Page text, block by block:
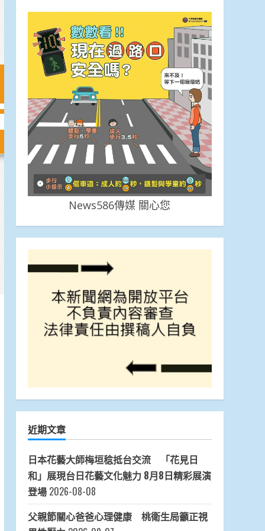
News586傳媒 關心您
近期文章
日本花藝大師梅垣稔抵台交流 「花見日
和」展現台日花藝文化魅力 8月8日精彩展演
登場 2026-08-08
父親節關心爸爸心理健康 桃衛生局籲正視